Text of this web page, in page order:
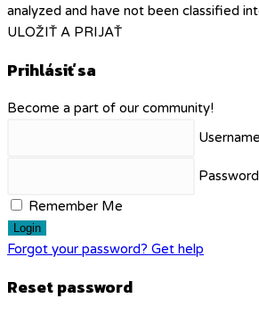
analyzed and have not been classified
ULOŽIŤ A PRIJAŤ
Prihlásiť sa
Become a part of our community!
Username
Password
Remember Me
Login
Forgot your password? Get help
Reset password